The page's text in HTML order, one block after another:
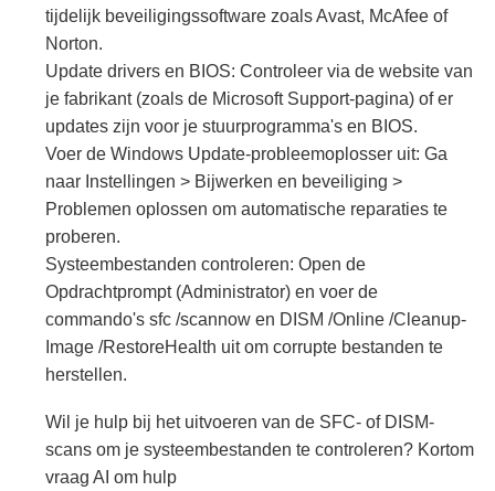
tijdelijk beveiligingssoftware zoals Avast, McAfee of
Norton.
Update drivers en BIOS: Controleer via de website van
je fabrikant (zoals de Microsoft Support-pagina) of er
updates zijn voor je stuurprogramma's en BIOS.
Voer de Windows Update-probleemoplosser uit: Ga
naar Instellingen > Bijwerken en beveiliging >
Problemen oplossen om automatische reparaties te
proberen.
Systeembestanden controleren: Open de
Opdrachtprompt (Administrator) en voer de
commando's sfc /scannow en DISM /Online /Cleanup-
Image /RestoreHealth uit om corrupte bestanden te
herstellen.
Wil je hulp bij het uitvoeren van de SFC- of DISM-
scans om je systeembestanden te controleren? Kortom
vraag AI om hulp